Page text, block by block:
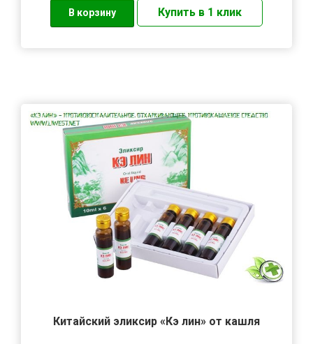
Китайский эликсир «Кэ лин» от кашля